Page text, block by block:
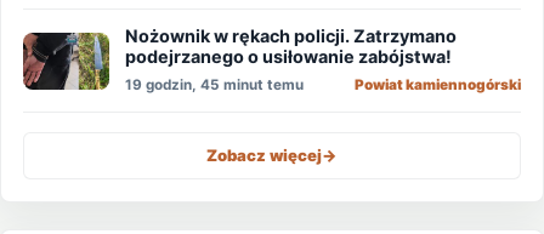
Nożownik w rękach policji. Zatrzymano
podejrzanego o usiłowanie zabójstwa!
19 godzin, 45 minut temu Powiat kamiennogórski
Zobacz więcej->